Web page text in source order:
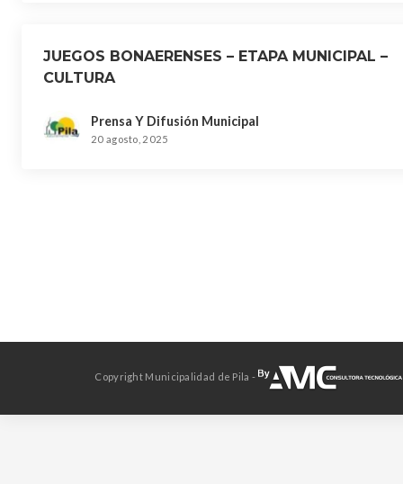
JUEGOS BONAERENSES – ETAPA MUNICIPAL –
CULTURA
Prensa Y Difusión Municipal
20 agosto, 2025
Copyright Municipalidad de Pila -